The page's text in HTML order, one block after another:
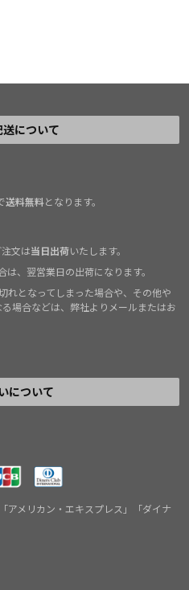
について
送料無料となります。
文は当日出荷いたします。
、翌営業日の出荷になります。
れとなってしまった場合や、その他や
場合などは、弊社よりメールまたはお
について
アメリカン・エキスプレス」「ダイナ